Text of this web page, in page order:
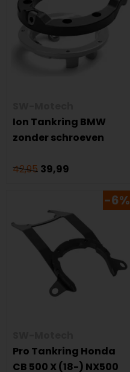
Ion Tankring BMW
zonder schroeven
42,95 39,99
-6%
Pro Tankring Honda
CB 500 X (18-) NX500